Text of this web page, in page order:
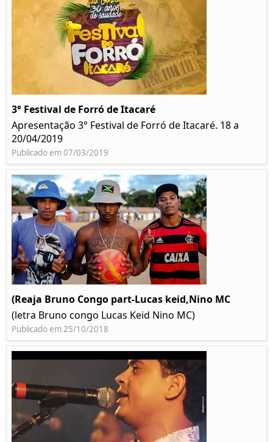
3° Festival de Forró de Itacaré
Apresentação 3° Festival de Forró de Itacaré. 18 a
20/04/2019
Publicado em 07/03/2019
(Reaja Bruno Congo part-Lucas keid,Nino MC
(letra Bruno congo Lucas Keid Nino MC)
Publicado em 25/10/2018